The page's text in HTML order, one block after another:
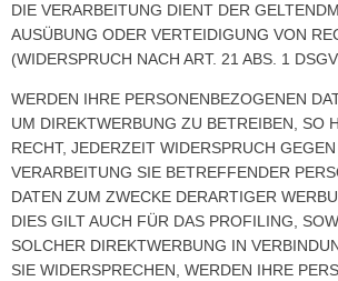
DIE VERARBEITUNG DIENT DER
AUSÜBUNG ODER VERTEIDIGUNG VON
(WIDERSPRUCH NACH ART. 21 ABS. 1
WERDEN IHRE PERSONENBEZOGENEN
UM DIREKTWERBUNG ZU BETREIBEN, SO
RECHT, JEDERZEIT WIDERSPRUCH
VERARBEITUNG SIE BETREFFENDER
DATEN ZUM ZWECKE DERARTIGER
DIES GILT AUCH FÜR DAS PROFILING,
SOLCHER DIREKTWERBUNG IN
SIE WIDERSPRECHEN, WERDEN IHRE